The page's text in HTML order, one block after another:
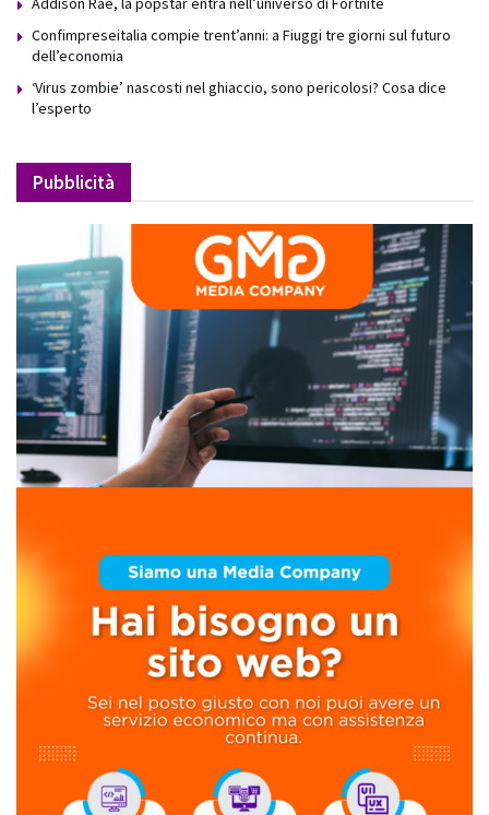
Confimpreseitalia compie trent’anni: a Fiuggi tre giorni sul futuro
dell’economia
‘Virus zombie’ nascosti nel ghiaccio, sono pericolosi? Cosa dice
l’esperto
Pubblicità